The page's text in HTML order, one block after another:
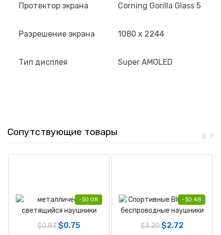
Протектор экрана Corning Gorilla Glass 5
Разрешениe экрана 1080 x 2244
Тип дисплея Super AMOLED
Сопутствующие товары
-$0.08
$0.83 $0.75
-$0.48
$3.20 $2.72